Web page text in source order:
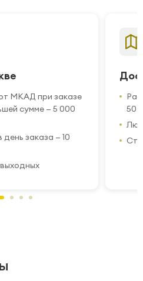
МКАД при заказе
сумме — 5 000
заказа — 10
50